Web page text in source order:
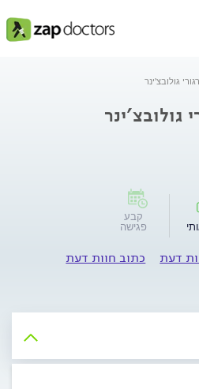
גולובצ'ינר
גולובצ'ינר
קבע
פגישה
כתוב חוות דעת